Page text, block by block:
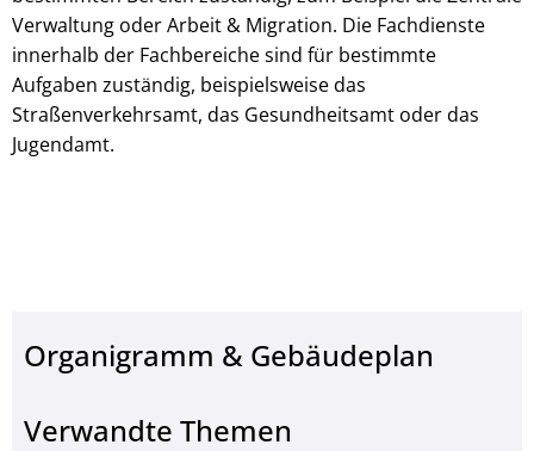
Verwaltung oder Arbeit & Migration. Die Fachdienste
innerhalb der Fachbereiche sind für bestimmte
Aufgaben zuständig, beispielsweise das
Straßenverkehrsamt, das Gesundheitsamt oder das
Jugendamt.
Organigramm & Gebäudeplan
Verwandte Themen